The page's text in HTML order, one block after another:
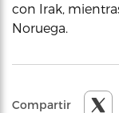
con Irak,
Noruega.
Compartir